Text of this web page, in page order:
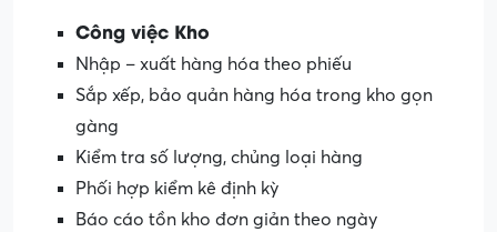
Công việc Kho
Nhập – xuất hàng hóa theo phiếu
Sắp xếp, bảo quản hàng hóa trong kho gọn
gàng
Kiểm tra số lượng, chủng loại hàng
Phối hợp kiểm kê định kỳ
Báo cáo tồn kho đơn giản theo ngày